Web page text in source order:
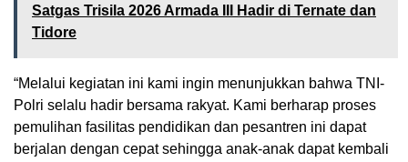
Satgas Trisila 2026 Armada III Hadir di Ternate dan
Tidore
“Melalui kegiatan ini kami ingin menunjukkan bahwa TNI-
Polri selalu hadir bersama rakyat. Kami berharap proses
pemulihan fasilitas pendidikan dan pesantren ini dapat
berjalan dengan cepat sehingga anak-anak dapat kembali